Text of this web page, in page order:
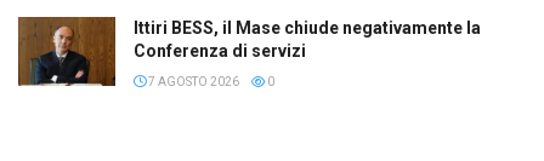
Ittiri BESS, il Mase chiude negativamente la
Conferenza di servizi
7 AGOSTO 2026 0